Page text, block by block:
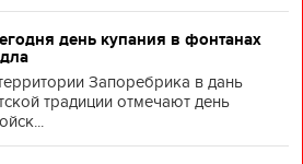
день купания в фонтанах
Запоребрика в дань
традиции отмечают день